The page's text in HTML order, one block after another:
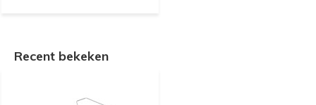
Recent bekeken